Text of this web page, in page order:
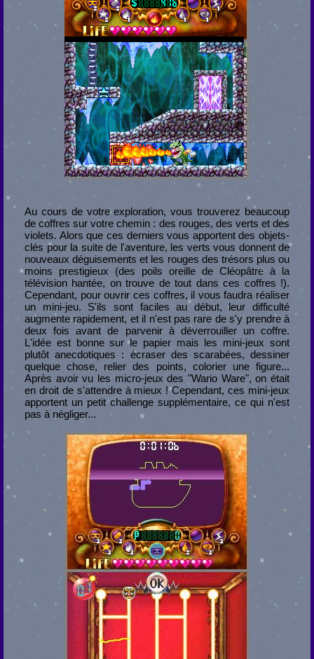
Au cours de votre exploration, vous trouverez beaucoup
de coffres sur votre chemin : des rouges, des verts et des
violets. Alors que ces derniers vous apportent des objets-
clés pour la suite de l'aventure, les verts vous donnent de
nouveaux déguisements et les rouges des trésors plus ou
moins prestigieux (des poils oreille de Cléopâtre à la
télévision hantée, on trouve de tout dans ces coffres !).
Cependant, pour ouvrir ces coffres, il vous faudra réaliser
un mini-jeu. S'ils sont faciles au début, leur difficulté
augmente rapidement, et il n'est pas rare de s'y prendre à
deux fois avant de parvenir à déverrouiller un coffre.
L'idée est bonne sur le papier mais les mini-jeux sont
plutôt anecdotiques : écraser des scarabées, dessiner
quelque chose, relier des points, colorier une figure...
Après avoir vu les micro-jeux des "Wario Ware", on était
en droit de s'attendre à mieux ! Cependant, ces mini-jeux
apportent un petit challenge supplémentaire, ce qui n'est
pas à négliger...